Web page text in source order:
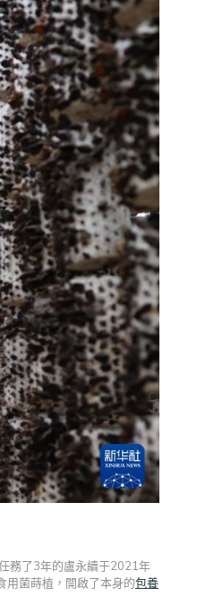
務了3年的盧永續于2021年
用菌蒔植，開啟了本身的包養